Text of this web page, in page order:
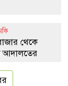
থেকে
আদালতের